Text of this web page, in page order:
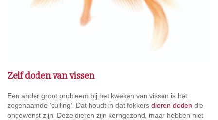
Zelf doden van vissen
Een ander groot probleem bij het kweken van vissen is het
zogenaamde ‘culling’. Dat houdt in dat fokkers dieren doden die
ongewenst zijn. Deze dieren zijn kerngezond, maar hebben niet